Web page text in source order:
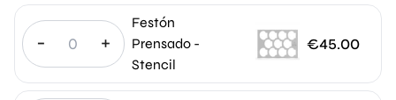
- +
Festón
Prensado -
Stencil
€45.00